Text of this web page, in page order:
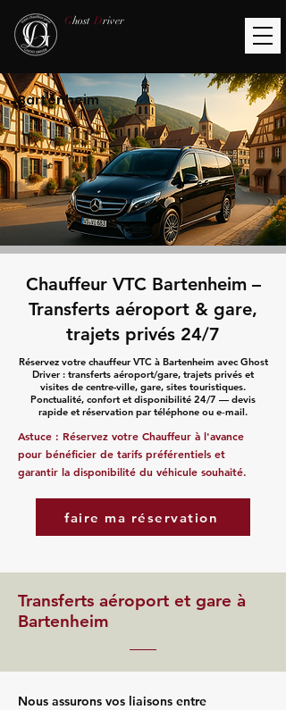
Ghost Driver
Bartenheim
Chauffeur VTC Bartenheim –
Transferts aéroport & gare,
trajets privés 24/7
Réservez votre chauffeur VTC à Bartenheim avec Ghost
Driver : transferts aéroport/gare, trajets privés et
visites de centre-ville, gare, sites touristiques.
Ponctualité, confort et disponibilité 24/7 — devis
rapide et réservation par téléphone ou e‑mail.
Astuce : Réservez votre Chauffeur à l'avance
pour bénéficier de tarifs préférentiels et
garantir la disponibilité du véhicule souhaité.
faire ma réservation
Transferts aéroport et gare à
Bartenheim
Nous assurons vos liaisons entre